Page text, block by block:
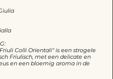
Colli Orientali" is een strogele
Friulisch, met een delicate en
en een bloemig aroma in de